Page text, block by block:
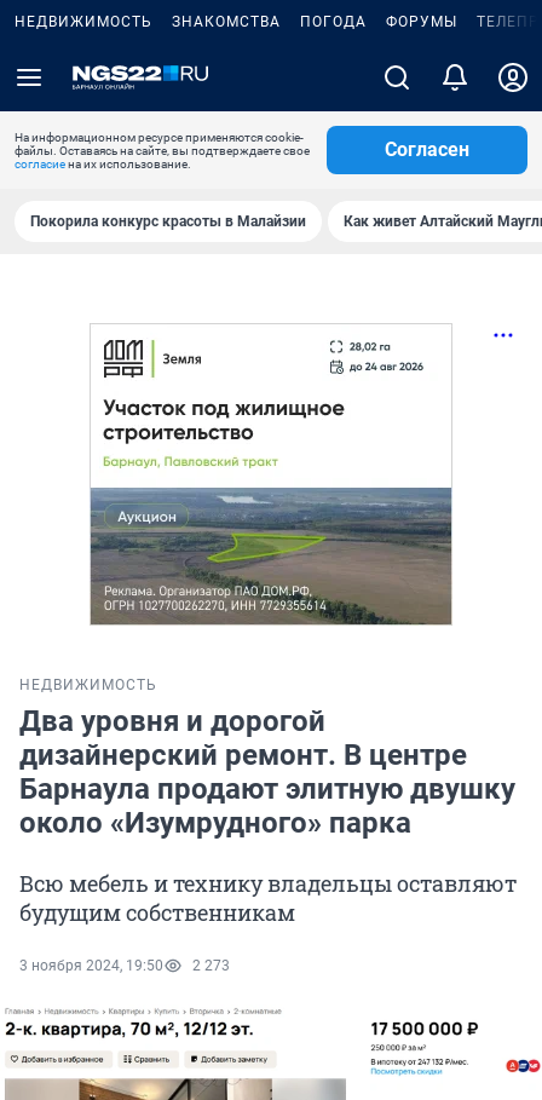
НЕДВИЖИМОСТЬ ЗНАКОМСТВА ПОГОДА ФОРУМЫ
На информационном ресурсе применяются cookie-
файлы. Оставаясь на сайте, вы подтверждаете свое
согласиена их использование.
Согласен
Покорила конкурс красоты в Малайзии Как живет Алтайский
НЕДВИЖИМОСТЬ
Два уровня и дорогой
дизайнерский ремонт. В центре
Барнаула продают элитную двушку
около «Изумрудного» парка
Всю мебель и технику владельцы оставляют
будущим собственникам
3 ноября 2024, 19:50 2 273